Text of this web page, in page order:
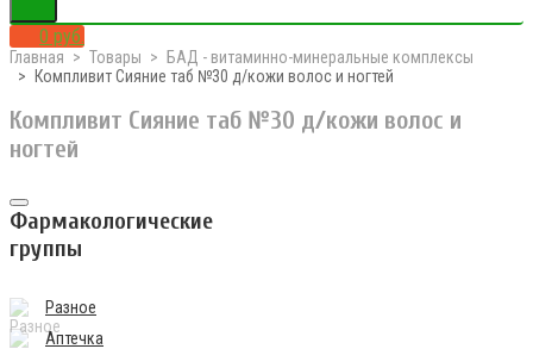
0 руб.
Главная Товары
БАД - витаминно-минеральные комплексы
Компливит Сияние таб №30 д/кожи волос и ногтей
Компливит Сияние таб №30 д/кожи волос и
ногтей
Фармакологические
группы
Разное
Аптечка